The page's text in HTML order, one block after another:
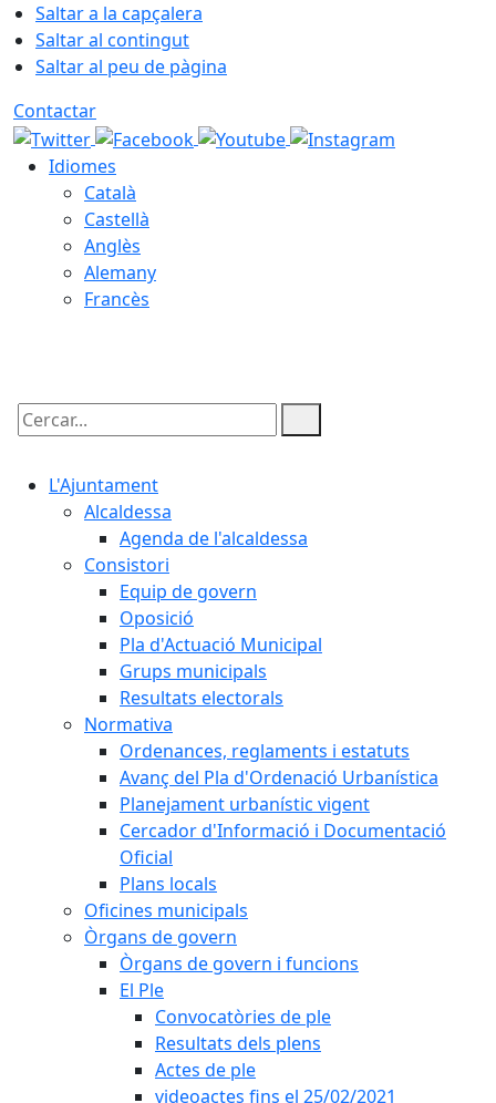
Saltar a la capçalera
Saltar al contingut
Saltar al peu de pàgina
Contactar
Idiomes
Català
Castellà
Anglès
Alemany
Francès
Cercar:
L'Ajuntament
Alcaldessa
Agenda de l'alcaldessa
Consistori
Equip de govern
Oposició
Pla d'Actuació Municipal
Grups municipals
Resultats electorals
Normativa
Ordenances, reglaments i estatuts
Avanç del Pla d'Ordenació Urbanística
Planejament urbanístic vigent
Cercador d'Informació i Documentació
Oficial
Plans locals
Oficines municipals
Òrgans de govern
Òrgans de govern i funcions
El Ple
Convocatòries de ple
Resultats dels plens
Actes de ple
videoactes fins el 25/02/2021